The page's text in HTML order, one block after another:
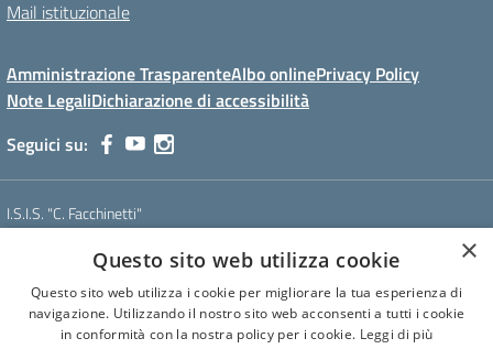
Mail istituzionale
Amministrazione TrasparenteAlbo onlinePrivacy Policy
Note LegaliDichiarazione di accessibilità
Seguici su:
I.S.I.S. "C. Facchinetti"
Tel. 0331 635718 - E-mail: vais01900e@istruzione.it - Pec:
vais01900e@pec.istruzione.it
Codice meccanografico: VAIS01900E
Codice Fiscale: 81009250127
×
Questo sito web utilizza cookie
Questo sito web utilizza i cookie per migliorare la tua esperienza di
navigazione. Utilizzando il nostro sito web acconsenti a tutti i cookie
in conformità con la nostra policy per i cookie. Leggi di più